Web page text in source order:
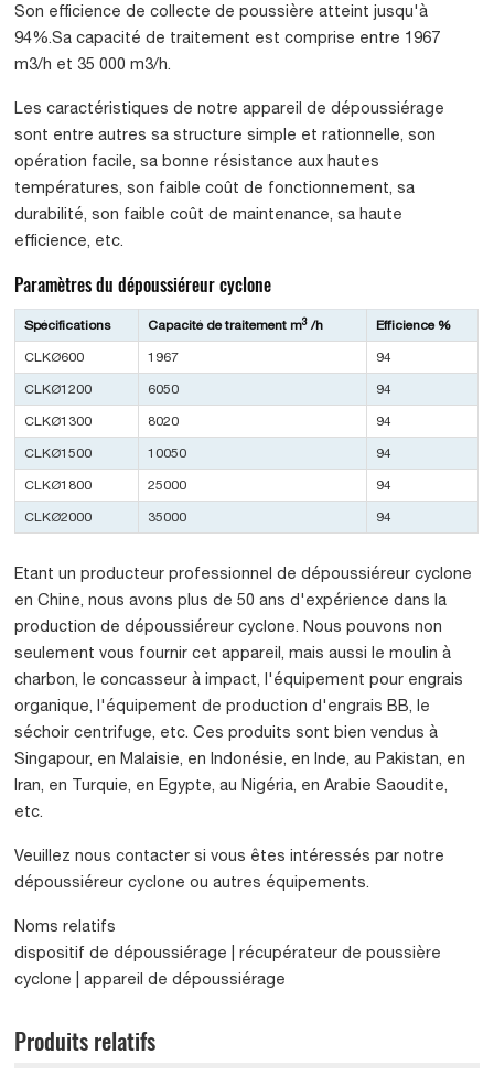
Son efficience de collecte de poussière atteint jusqu'à
94%.Sa capacité de traitement est comprise entre 1967
m3/h et 35 000 m3/h.
Les caractéristiques de notre appareil de dépoussiérage
sont entre autres sa structure simple et rationnelle, son
opération facile, sa bonne résistance aux hautes
températures, son faible coût de fonctionnement, sa
durabilité, son faible coût de maintenance, sa haute
efficience, etc.
Paramètres du dépoussiéreur cyclone
Spécifications Capacité de traitement m3 /h Efficience %
CLKØ600 1967 94
CLKØ1200 6050 94
CLKØ1300 8020 94
CLKØ1500 10050 94
CLKØ1800 25000 94
CLKØ2000 35000 94
Etant un producteur professionnel de dépoussiéreur cyclone
en Chine, nous avons plus de 50 ans d'expérience dans la
production de dépoussiéreur cyclone. Nous pouvons non
seulement vous fournir cet appareil, mais aussi le moulin à
charbon, le concasseur à impact, l'équipement pour engrais
organique, l'équipement de production d'engrais BB, le
séchoir centrifuge, etc. Ces produits sont bien vendus à
Singapour, en Malaisie, en Indonésie, en Inde, au Pakistan, en
Iran, en Turquie, en Egypte, au Nigéria, en Arabie Saoudite,
etc.
Veuillez nous contacter si vous êtes intéressés par notre
dépoussiéreur cyclone ou autres équipements.
Noms relatifs
dispositif de dépoussiérage | récupérateur de poussière
cyclone | appareil de dépoussiérage
Produits relatifs